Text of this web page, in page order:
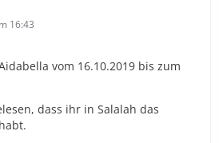
16:43
vom 16.10.2019 bis zum
dass ihr in Salalah das